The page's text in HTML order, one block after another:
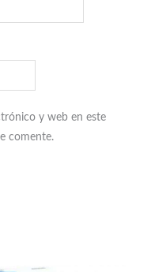
y web en este
comente.